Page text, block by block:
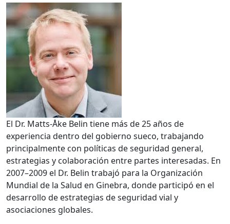
El Dr. Matts-Åke Belin tiene más de 25 años de
experiencia dentro del gobierno sueco, trabajando
principalmente con políticas de seguridad general,
estrategias y colaboración entre partes interesadas. En
2007–2009 el Dr. Belin trabajó para la Organización
Mundial de la Salud en Ginebra, donde participó en el
desarrollo de estrategias de seguridad vial y
asociaciones globales.